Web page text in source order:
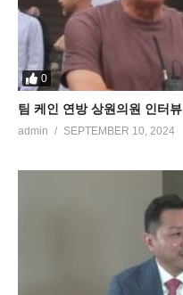
0
팀 케인 연방 상원의원 인터뷰
admin SEPTEMBER 10, 2024